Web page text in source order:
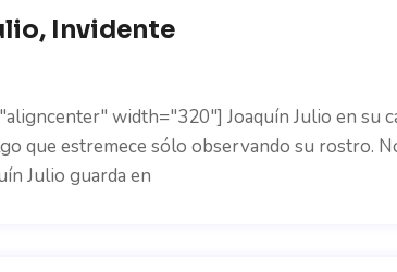
Invidente
width="320"] Joaquín Julio en su
que estremece sólo observando su rostro.
Julio guarda en